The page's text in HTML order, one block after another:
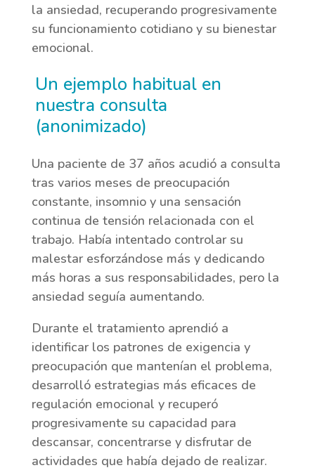
la ansiedad, recuperando progresivamente
su funcionamiento cotidiano y su bienestar
emocional.
Un ejemplo habitual en
nuestra consulta
(anonimizado)
Una paciente de 37 años acudió a consulta
tras varios meses de preocupación
constante, insomnio y una sensación
continua de tensión relacionada con el
trabajo. Había intentado controlar su
malestar esforzándose más y dedicando
más horas a sus responsabilidades, pero la
ansiedad seguía aumentando.
Durante el tratamiento aprendió a
identificar los patrones de exigencia y
preocupación que mantenían el problema,
desarrolló estrategias más eficaces de
regulación emocional y recuperó
progresivamente su capacidad para
descansar, concentrarse y disfrutar de
actividades que había dejado de realizar.